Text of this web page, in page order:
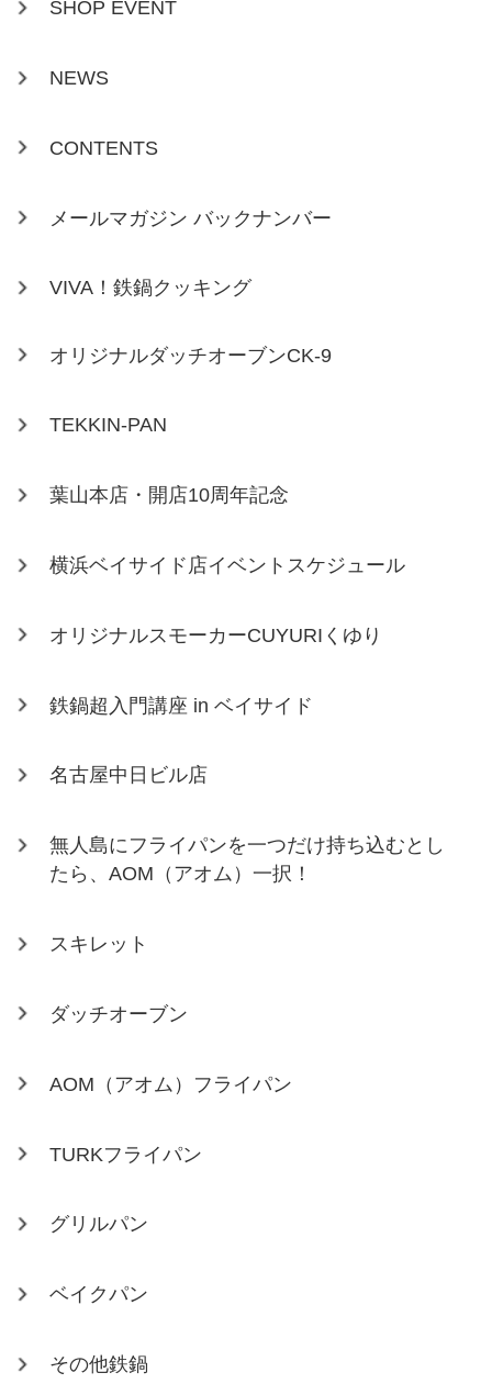
SHOP EVENT
NEWS
CONTENTS
メールマガジン バックナンバー
VIVA！鉄鍋クッキング
オリジナルダッチオーブンCK-9
TEKKIN-PAN
葉山本店・開店10周年記念
横浜ベイサイド店イベントスケジュール
オリジナルスモーカーCUYURIくゆり
鉄鍋超入門講座 in ベイサイド
名古屋中日ビル店
無人島にフライパンを一つだけ持ち込むとし
たら、AOM（アオム）一択！
スキレット
ダッチオーブン
AOM（アオム）フライパン
TURKフライパン
グリルパン
ベイクパン
その他鉄鍋